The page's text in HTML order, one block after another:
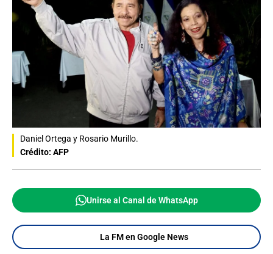
Daniel Ortega y Rosario Murillo.
Crédito: AFP
Unirse al Canal de WhatsApp
La FM en Google News